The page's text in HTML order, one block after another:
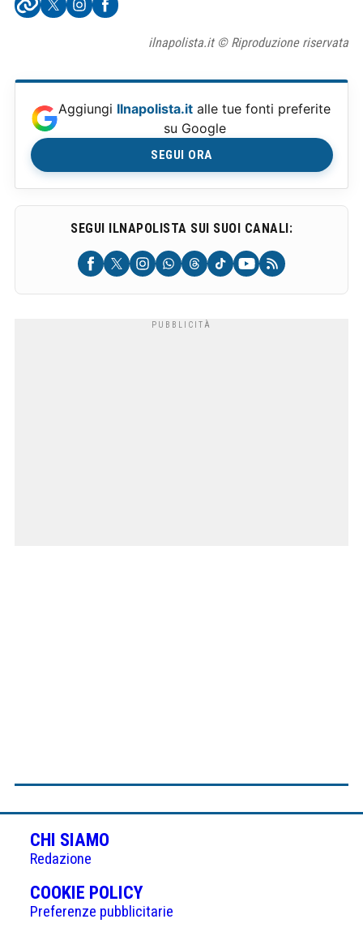
ilnapolista.it © Riproduzione riservata
Aggiungi Ilnapolista.it alle tue fonti preferite
su Google
SEGUI ORA
SEGUI ILNAPOLISTA SUI SUOI CANALI:
CHI SIAMO
Redazione
COOKIE POLICY(APRE
IN
Preferenze pubblicitarie